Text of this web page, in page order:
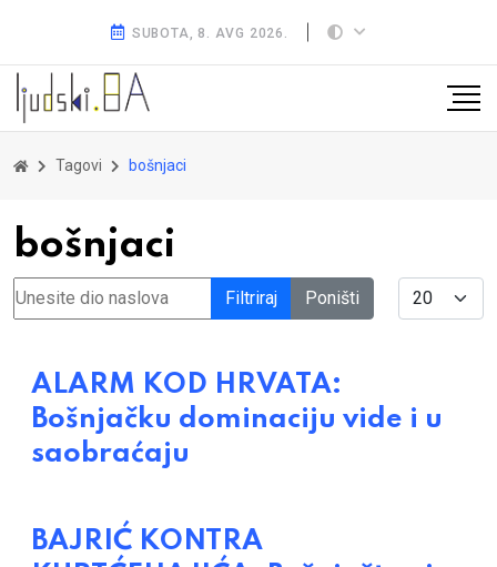
SUBOTA, 8. AVG 2026.
Tagovi bošnjaci
bošnjaci
Unesite dio naslova Filtriraj Poništi Display #
ALARM KOD HRVATA:
Bošnjačku dominaciju vide i u
saobraćaju
BAJRIĆ KONTRA